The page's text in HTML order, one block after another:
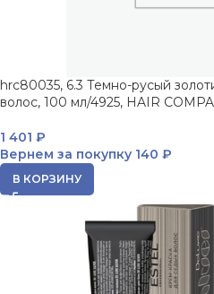
hrc80035, 6.3 Темно-русый
волос, 100 мл/4925, HAIR
1 401 ₽
Вернем за покупку 140 ₽
В КОРЗИНУ